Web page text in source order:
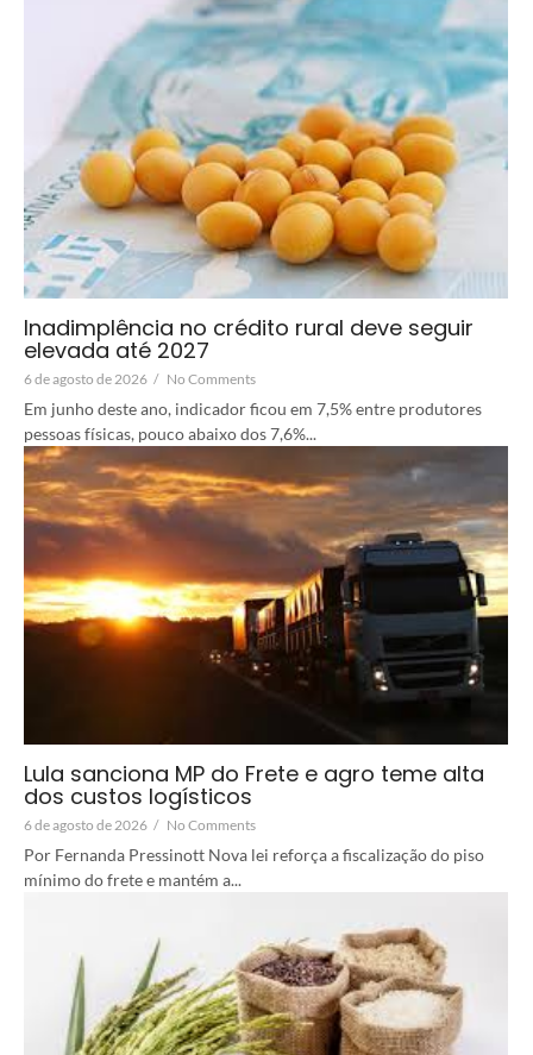
Inadimplência no crédito rural deve seguir
elevada até 2027
6 de agosto de 2026 / No Comments
Em junho deste ano, indicador ficou em 7,5% entre produtores
pessoas físicas, pouco abaixo dos 7,6%...
Lula sanciona MP do Frete e agro teme alta
dos custos logísticos
6 de agosto de 2026 / No Comments
Por Fernanda Pressinott Nova lei reforça a fiscalização do piso
mínimo do frete e mantém a...